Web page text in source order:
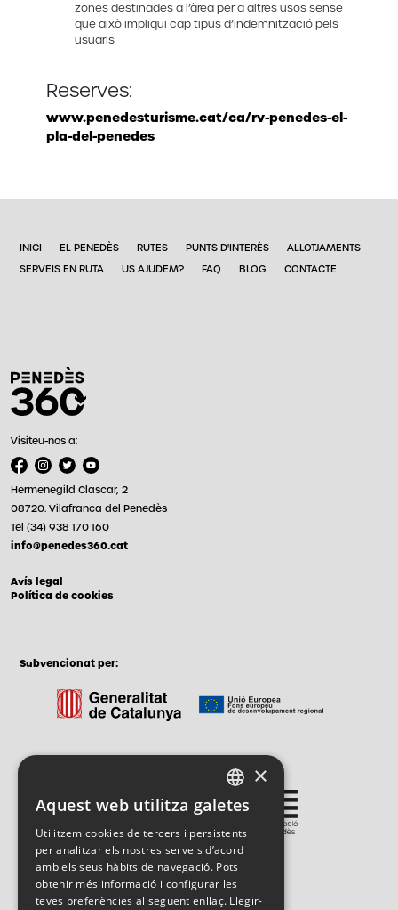
zones destinades a l’àrea per a altres usos sense
que això impliqui cap tipus d’indemnització pels
usuaris
Reserves:
www.penedesturisme.cat/ca/rv-penedes-el-
pla-del-penedes
INICI EL PENEDÈS RUTES PUNTS D'INTERÈS
ALLOTJAMENTS
SERVEIS EN RUTA
US AJUDEM? FAQ BLOG CONTACTE
Visiteu-nos a:
Hermenegild Clascar, 2
08720. Vilafranca del Penedès
Tel (34) 938 170 160
info@penedes360.cat
Avís legal
Política de cookies
Subvencionat per:
CATALAN
SPANISH
ENGLISH
×
Aquest web utilitza galetes
Utilitzem cookies de tercers i persistents
per analitzar els nostres serveis d’acord
amb els seus hàbits de navegació. Pots
obtenir més informació i configurar les
teves preferències al següent enllaç. Llegir-